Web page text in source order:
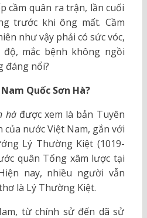
cầm quân ra trận, lần cuối
trước khi ông mất. Cầm
như vậy phải có sức vóc,
độ, mắc bệnh không ngồi
đáng nổi?
Quốc Sơn Hà?
hàđược xem là bản Tuyên
nước Việt Nam, gắn với
Lý Thường Kiệt (1019-
quân Tống xâm lược tại
nay, nhiều người vẫn
là Lý Thường Kiệt.
từ chính sử đến dã sử